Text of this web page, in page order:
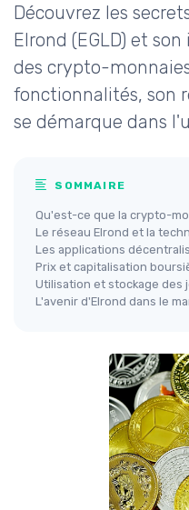
Découvrez les
Elrond (EGLD) et
des crypto-
fonctionnalités, son
se démarque dans
SOMMAIRE
Qu'est-ce que la crypto-
Le réseau Elrond et la
Les applications
Prix et capitalisation
Utilisation et stockage des
L'avenir d'Elrond dans le